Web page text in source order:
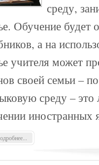
среду,
Обучение будет
а на
учителя может
своей семьи –
среду – это
иностранных